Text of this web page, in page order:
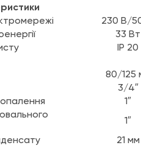
230 В/
33 Вт
IP 20
80/125
3/4″
опалення
1″
1″
21 мм